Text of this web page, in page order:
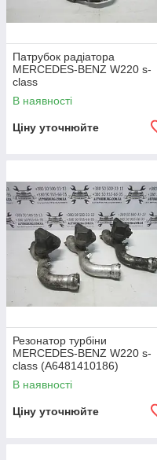
Патрубок радіатора
MERCEDES-BENZ W220 s-
class
В наявності
Ціну уточнюйте
Резонатор турбіни
MERCEDES-BENZ W220 s-
class (A6481410186)
В наявності
Ціну уточнюйте